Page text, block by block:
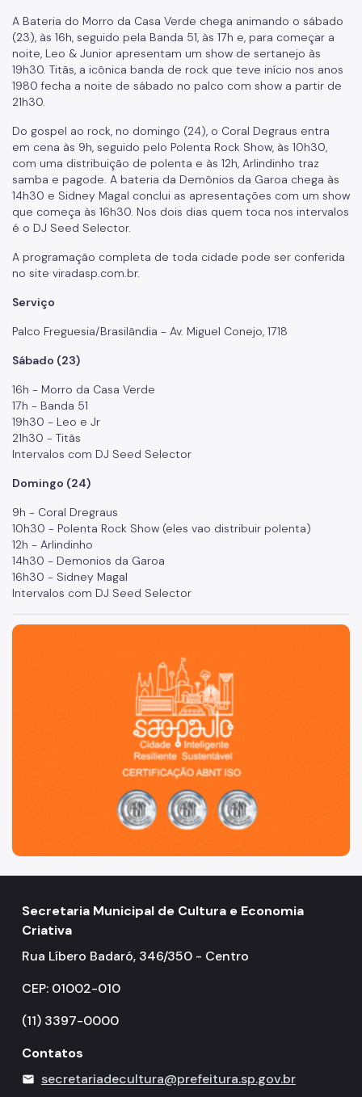
Patrimônio Histórico
Conpresp
Publicações
Spcine
A Bateria do Morro da Casa Verde chega animando o sábado
(23), às 16h, seguido pela Banda 51, às 17h e, para começar a
noite, Leo & Junior apresentam um show de sertanejo às
19h30. Titãs, a icônica banda de rock que teve início nos anos
1980 fecha a noite de sábado no palco com show a partir de
21h30.
Do gospel ao rock, no domingo (24), o Coral Degraus entra
em cena às 9h, seguido pelo Polenta Rock Show, às 10h30,
com uma distribuição de polenta e às 12h, Arlindinho traz
samba e pagode. A bateria da Demônios da Garoa chega às
14h30 e Sidney Magal conclui as apresentações com um show
que começa às 16h30. Nos dois dias quem toca nos intervalos
é o DJ Seed Selector.
A programação completa de toda cidade pode ser conferida
no site viradasp.com.br.
Serviço
Palco Freguesia/Brasilândia - Av. Miguel Conejo, 1718
Sábado (23)
16h - Morro da Casa Verde
17h - Banda 51
19h30 - Leo e Jr
21h30 - Titãs
Intervalos com DJ Seed Selector
Domingo (24)
9h - Coral Dregraus
10h30 - Polenta Rock Show (eles vao distribuir polenta)
12h - Arlindinho
14h30 - Demonios da Garoa
16h30 - Sidney Magal
Intervalos com DJ Seed Selector
São Paulo, cidade inteligente, resiliente e sustentável
Secretaria Municipal de Cultura e Economia
Criativa
Rua Líbero Badaró, 346/350 - Centro
CEP: 01002-010
(11) 3397-0000
Contatos
mail secretariadecultura@prefeitura.sp.gov.br